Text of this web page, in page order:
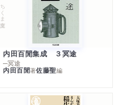
ちくま文庫
内田百閒集成 ３冥途
─冥途
内田百閒著佐藤聖編